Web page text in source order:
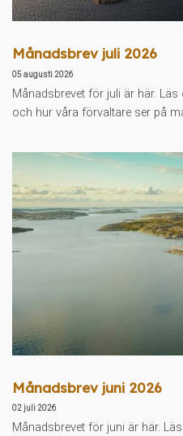
Månadsbrev juli 2026
05 augusti 2026
Månadsbrevet för juli är här.
och hur våra förvaltare ser på
Månadsbrev juni 2026
02 juli 2026
Månadsbrevet för juni är här.